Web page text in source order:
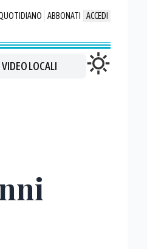
ABBONATI ACCEDI
VIDEO LOCALI